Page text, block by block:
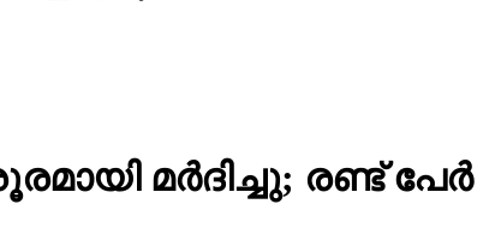
മര്‍ദിച്ചു; രണ്ട് പേര്‍